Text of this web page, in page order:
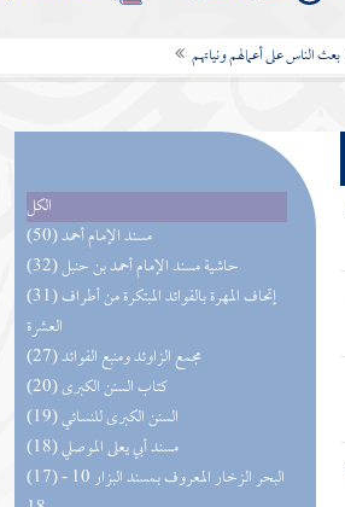
بعث الناس على أعمالهم ونياتهم
الكل
(50) مسند الإمام أحمد
(32) حاشية مسند الإمام أحمد بن حنبل
(31) إتحاف المهرة بالفوائد المبتكرة من أطراف
العشرة
(27) مجمع الزاوئد ومنبع الفوائد
(20) كتاب السنن الكبرى
(19) السنن الكبرى للنسائي
(18) مسند أبي يعلى الموصلي
(17) البحر الزخار المعروف بمسند البزار 10 -